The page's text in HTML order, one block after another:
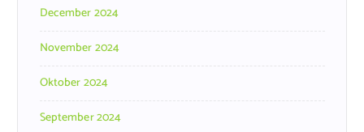
December 2024
November 2024
Oktober 2024
September 2024